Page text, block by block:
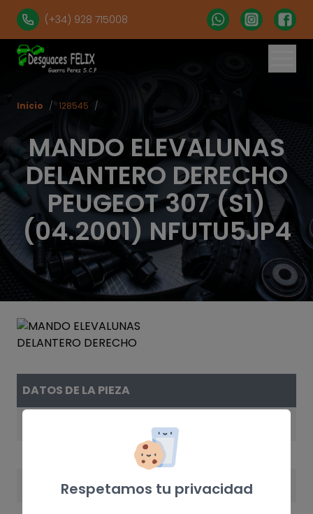
(+34) 928 715008
MANDO ELEVALUNAS
DELANTERO DERECHO
PEUGEOT 307 (S1)
(04.2001) NFUTU5JP4
Inicio / 128545 /
DATOS DE LA PIEZA
Respetamos tu privacidad